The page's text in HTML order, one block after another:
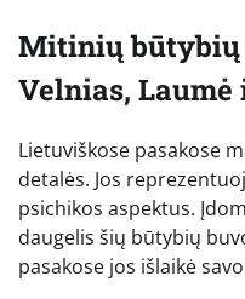
Mitinių būtybių
Velnias,
Lietuviškose pasakose
detalės. Jos
psichikos aspektus.
daugelis šių būtybių
pasakose jos išlaikė